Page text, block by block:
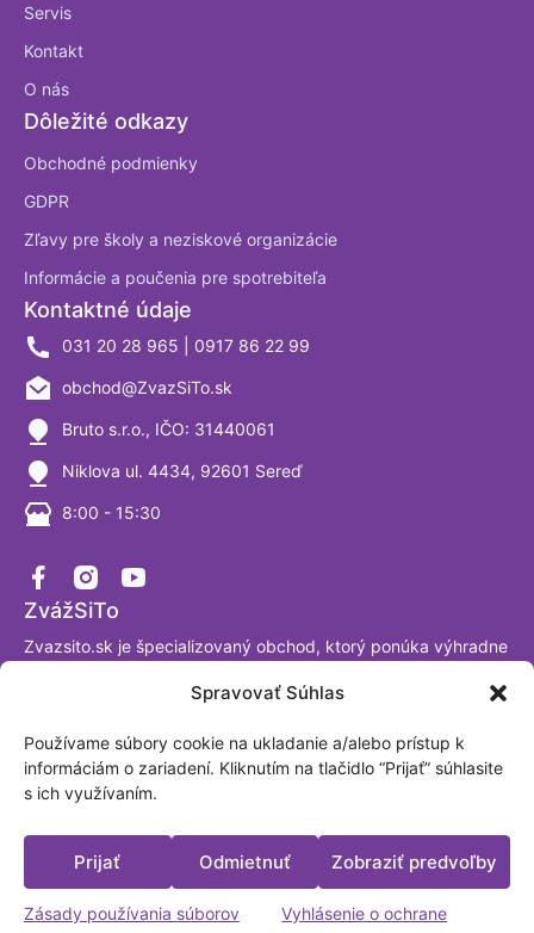
Spravovať Súhlas
Používame súbory cookie na ukladanie a/alebo prístup k
informáciám o zariadení. Kliknutím na tlačidlo “Prijať” súhlasite
s ich využívaním.
Prijať Odmietnuť Zobraziť predvoľby
Zásady používania súborov
Vyhlásenie o ochrane
Servis
Kontakt
O nás
Dôležité odkazy
Obchodné podmienky
GDPR
Zľavy pre školy a neziskové organizácie
Informácie a poučenia pre spotrebiteľa
ZvážSiTo
Zvazsito.sk je špecializovaný obchod, ktorý ponúka výhradne
predaju digitálnych váh už viac ako 30 rokov a sme
akreditované laboratórium podľa ISO/IEC 17025:2017.
Fakturačná adresa: BRUTO, spol. s.r.o. Nová Trnavská 913
Sereď, Slovensko IČO: 31440061
Kontaktné údaje
031 20 28 965 | 0917 86 22 99
obchod@ZvazSiTo.sk
Bruto s.r.o., IČO: 31440061
Niklova ul. 4434, 92601 Sereď
8:00 - 15:30
Platobné možnosti
Vytvoril a spravuje:zeni.cz